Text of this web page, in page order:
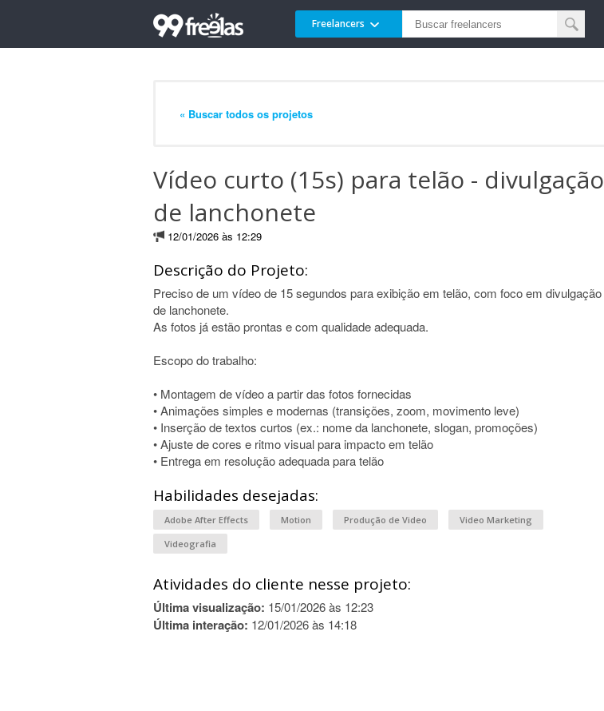
Freelancers
« Buscar todos os projetos
Vídeo curto (15s) para telão - divulgação
de lanchonete
12/01/2026 às 12:29
Descrição do Projeto:
Preciso de um vídeo de 15 segundos para exibição em telão, com foco em divulgação
de lanchonete.
As fotos já estão prontas e com qualidade adequada.
Escopo do trabalho:
• Montagem de vídeo a partir das fotos fornecidas
• Animações simples e modernas (transições, zoom, movimento leve)
• Inserção de textos curtos (ex.: nome da lanchonete, slogan, promoções)
• Ajuste de cores e ritmo visual para impacto em telão
• Entrega em resolução adequada para telão
Habilidades desejadas:
Adobe After Effects Motion Produção de Video
Video Marketing
Videografia
Atividades do cliente nesse projeto:
Última visualização: 15/01/2026 às 12:23
Última interação: 12/01/2026 às 14:18